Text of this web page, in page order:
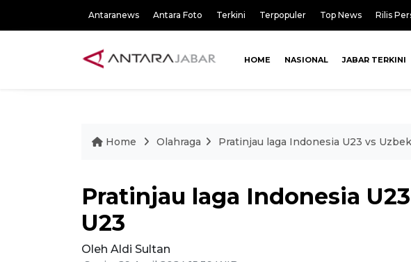
Antaranews Antara Foto Terkini Terpopuler Top News Rilis
HOME NASIONAL JABAR TERKINI
Home Olahraga Pratinjau laga Indonesia U23 vs
Pratinjau laga Indonesia
U23
Oleh Aldi Sultan